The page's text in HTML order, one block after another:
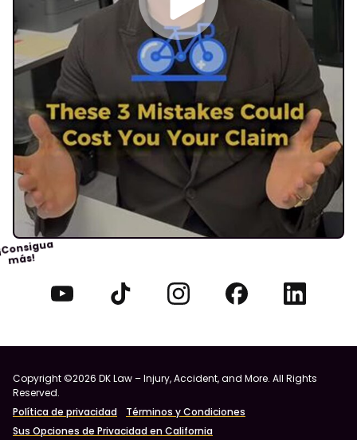
más!
Copyright ©2026 DK Law – Injury, Accident, and More. All Rights
Reserved.
Política de privacidad
Términos y Condiciones
Sus Opciones de Privacidad en California